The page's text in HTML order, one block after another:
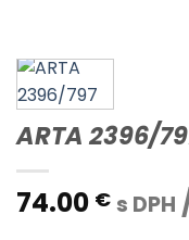
ARTA 2396/
74.00 € s DPH